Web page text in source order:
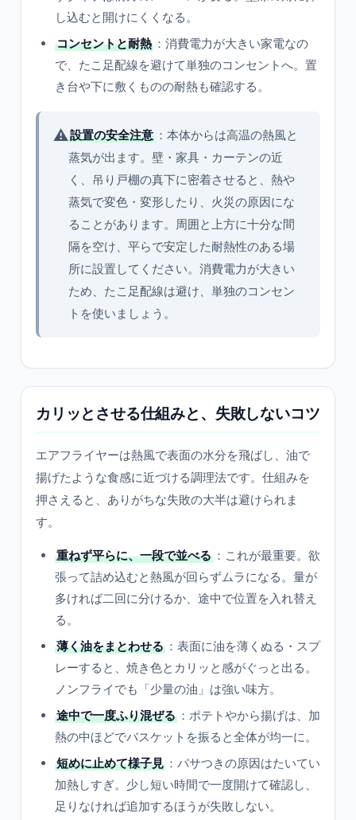
し込むと開けにくくなる。
コンセントと耐熱 ：消費電力が大きい家電なの
で、たこ足配線を避けて単独のコンセントへ。置
き台や下に敷くものの耐熱も確認する。
⚠️設置の安全注意 ：本体からは高温の熱風と
蒸気が出ます。壁・家具・カーテンの近
く、吊り戸棚の真下に密着させると、熱や
蒸気で変色・変形したり、火災の原因にな
ることがあります。周囲と上方に十分な間
隔を空け、平らで安定した耐熱性のある場
所に設置してください。消費電力が大きい
ため、たこ足配線は避け、単独のコンセン
トを使いましょう。
カリッとさせる仕組みと、失敗しないコツ
エアフライヤーは熱風で表面の水分を飛ばし、油で
揚げたような食感に近づける調理法です。仕組みを
押さえると、ありがちな失敗の大半は避けられま
す。
重ねず平らに、一段で並べる ：これが最重要。欲
張って詰め込むと熱風が回らずムラになる。量が
多ければ二回に分けるか、途中で位置を入れ替え
る。
薄く油をまとわせる ：表面に油を薄くぬる・スプ
レーすると、焼き色とカリッと感がぐっと出る。
ノンフライでも「少量の油」は強い味方。
途中で一度ふり混ぜる ：ポテトやから揚げは、加
熱の中ほどでバスケットを振ると全体が均一に。
短めに止めて様子見 ：パサつきの原因はたいてい
加熱しすぎ。少し短い時間で一度開けて確認し、
足りなければ追加するほうが失敗しない。